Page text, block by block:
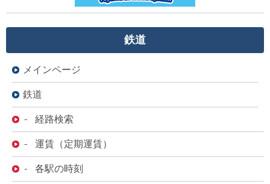
鉄道
メインページ
鉄道
- 経路検索
- 運賃（定期運賃）
- 各駅の時刻